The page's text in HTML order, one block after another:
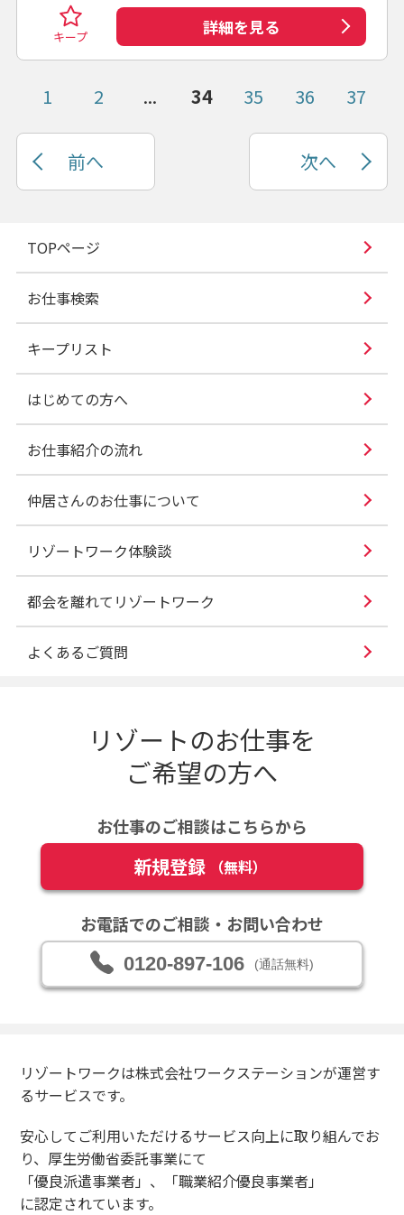
キープ 詳細を見る
1 2 ... 34 35 36 37
前へ 次へ
TOPページ
お仕事検索
キープリスト
はじめての方へ
お仕事紹介の流れ
仲居さんのお仕事について
リゾートワーク体験談
都会を離れてリゾートワーク
よくあるご質問
リゾートのお仕事を
ご希望の方へ
お仕事のご相談はこちらから
新規登録 （無料）
お電話でのご相談・お問い合わせ
0120-897-106 (通話無料)
リゾートワークは株式会社ワークステーションが運営す
るサービスです。
安心してご利用いただけるサービス向上に取り組んでお
り、厚生労働省委託事業にて
「優良派遣事業者」、「職業紹介優良事業者」
に認定されています。